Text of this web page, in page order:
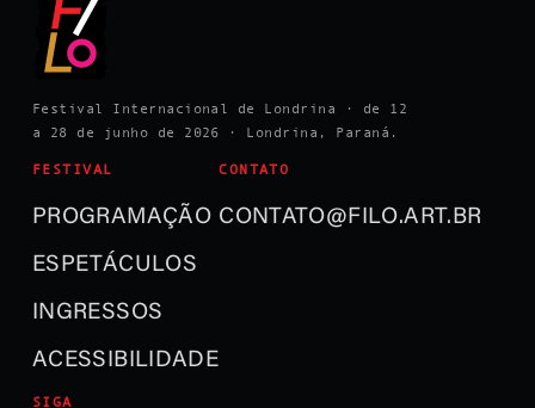
Festival Internacional de Londrina · de 12
a 28 de junho de 2026 · Londrina, Paraná.
FESTIVAL
PROGRAMAÇÃO
ESPETÁCULOS
INGRESSOS
ACESSIBILIDADE
CONTATO
CONTATO@FILO.ART.BR
SIGA